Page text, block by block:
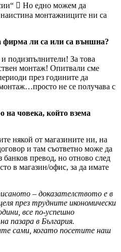
 Но едно можем да
монтажниците ни са
ли са или са външна?
подизпълнители! За това
монтаж! Опитвали сме
през годините да
не се получава с
на човека, който взема
някой от магазините ни, на
и там съответно може да
банков превод, но отново след
в магазин/офис, за да имате
– доказателството е в
през трудните икономически
все по-успешно
пазара в България.
сами, когато посетите наш